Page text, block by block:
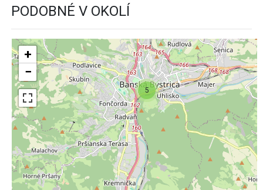
PODOBNÉ V OKOLÍ
5
+
−